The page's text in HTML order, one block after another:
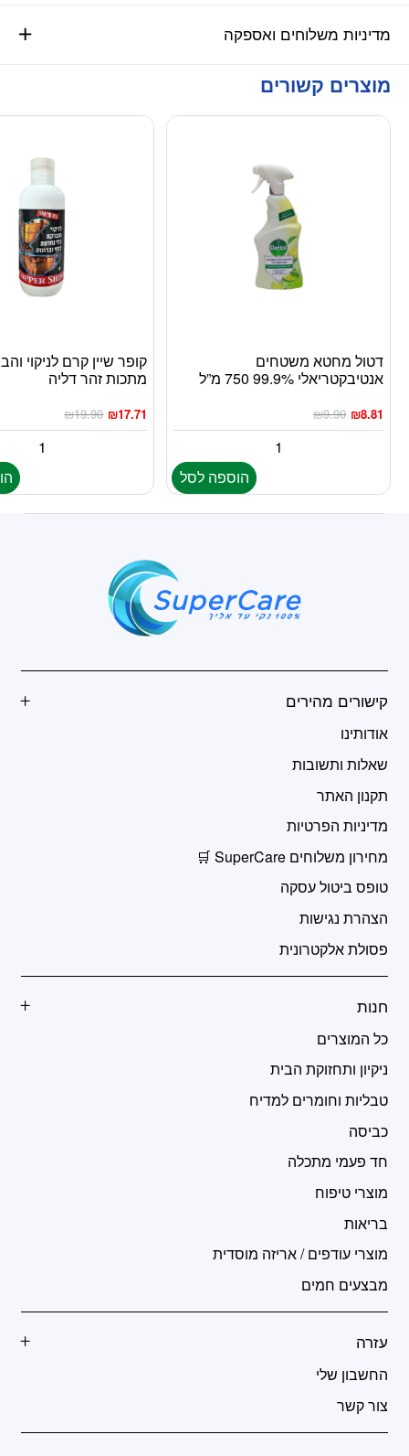
מדיניות משלוחים ואספקה
מוצרים קשורים
דטול מחטא משטחים
אנטיבקטריאלי 99.9% 750 מ”ל
₪9.90 ₪8.81
הוספה לסל
קופר שיין קרם לניקוי
מתכות זהר דליה
₪19.90 ₪17.71
קישורים מהירים
אודותינו
שאלות ותשובות
תקנון האתר
מדיניות הפרטיות
מחירון משלוחים SuperCare 🛒
טופס ביטול עסקה
הצהרת נגישות
פסולת אלקטרונית
חנות
כל המוצרים
ניקיון ותחזוקת הבית
טבליות וחומרים למדיח
כביסה
חד פעמי מתכלה
מוצרי טיפוח
בריאות
מוצרי עודפים / אריזה מוסדית
מבצעים חמים
עזרה
החשבון שלי
צור קשר